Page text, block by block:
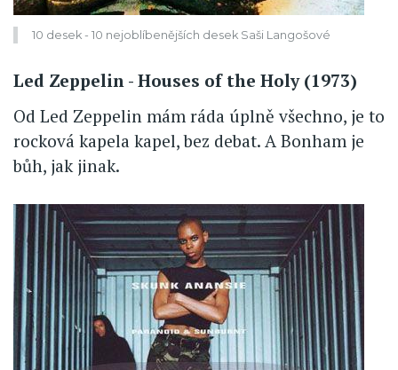
10 desek - 10 nejoblíbenějších desek Saši Langošové
Led Zeppelin - Houses of the Holy (1973)
Od Led Zeppelin mám ráda úplně všechno, je to
rocková kapela kapel, bez debat. A Bonham je
bůh, jak jinak.